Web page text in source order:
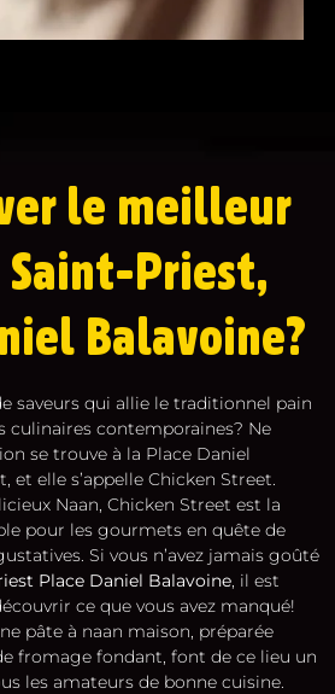
le meilleur
Saint-Priest,
Balavoine?
saveurs qui allie le traditionnel pain
culinaires contemporaines? Ne
se trouve à la Place Daniel
et elle s’appelle Chicken Street.
Naan, Chicken Street est la
pour les gourmets en quête de
Si vous n’avez jamais goûté
Place Daniel Balavoine , il est
ce que vous avez manqué!
pâte à naan maison, préparée
fromage fondant, font de ce lieu un
les amateurs de bonne cuisine.